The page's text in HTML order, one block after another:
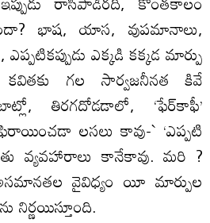
భాష, యాస, వుపమానాలు,
ఎక్కడి కక్కడ మార్పు
కవితకు గల సార్వజనీనత కివే
తిరగదోడడాలో, ‘ఫేర్‌కాఫీ’
లసలు కావు-` ‘ఎప్పటి
వ్యవహారాలు కానేకావు. మరి ?
వైవిధ్యం యీ మార్పుల
నిర్ణయిస్తూంది.